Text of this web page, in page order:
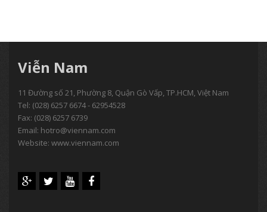
Viễn Nam
11 Đường số 21, Phường 8, Quận Gò Vấp, TP.HCM, Việt Nam
Tel: (028) 6257 6674 - 62954528
Fax: (028) 6257 6739
Email: hotro@viennam.com
Website: www.viennam.com